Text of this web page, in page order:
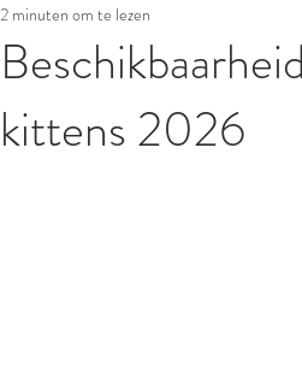
kittens 2026
2 minuten om te lezen